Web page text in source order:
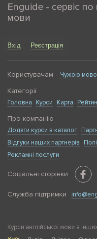
Enguide - сервіс по
мови
Вхід Реєстрація
Користувачам Чужою
Категорії
Головна Курси Карта
Про компанію
Додати курси в каталог
Відгуки наших партнерів
Рекламні послуги
Соціальні сторінки
Служба підтримки
Курси англійської мови в